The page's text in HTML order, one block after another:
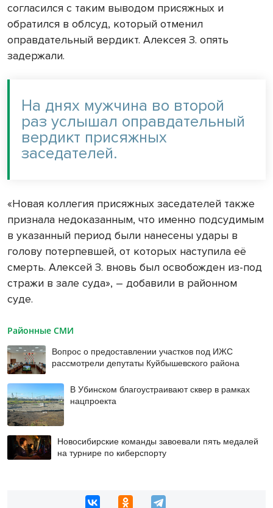
согласился с таким выводом присяжных и
обратился в облсуд, который отменил
оправдательный вердикт. Алексея З. опять
задержали.
На днях мужчина во второй
раз услышал оправдательный
вердикт присяжных
заседателей.
«Новая коллегия присяжных заседателей также
признала недоказанным, что именно подсудимым
в указанный период были нанесены удары в
голову потерпевшей, от которых наступила её
смерть. Алексей З. вновь был освобожден из-под
стражи в зале суда», – добавили в районном
суде.
Районные СМИ
Вопрос о предоставлении участков под ИЖС
рассмотрели депутаты Куйбышевского района
В Убинском благоустраивают сквер в рамках
нацпроекта
Новосибирские команды завоевали пять медалей
на турнире по киберспорту